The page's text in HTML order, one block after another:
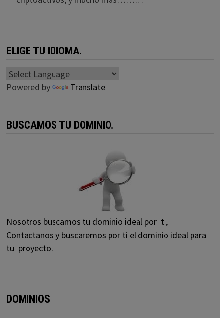
ELIGE TU IDIOMA.
Powered by Translate
BUSCAMOS TU DOMINIO.
Nosotros buscamos tu dominio ideal por ti,
Contactanos y buscaremos por ti el dominio ideal para
tu proyecto.
DOMINIOS